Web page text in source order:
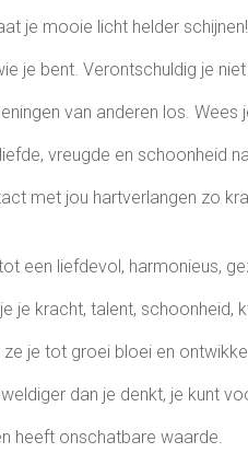
je mooie licht helder schijnen!
je bent. Verontschuldig je
van anderen los. Wees
vreugde en schoonheid
met jou hartverlangen zo
een liefdevol, harmonieus,
je kracht, talent, schoonheid,
je tot groei bloei en
dan je denkt, je kunt
heeft onschatbare waarde.